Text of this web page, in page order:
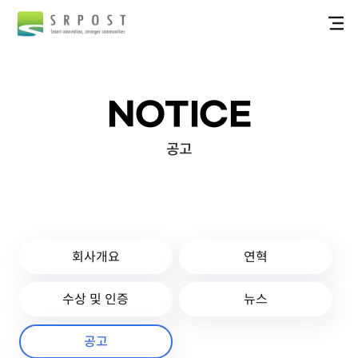
NOTICE
공고
회사개요 연혁
수상 및 인증 뉴스
공고